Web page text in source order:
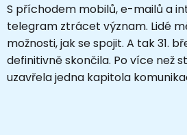
S příchodem mobilů, e-mailů a
telegram ztrácet význam. Lidé
možnosti, jak se spojit. A tak 31.
definitivně skončila. Po více než
uzavřela jedna kapitola